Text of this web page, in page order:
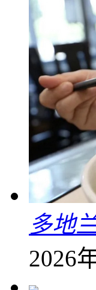
多地
2026